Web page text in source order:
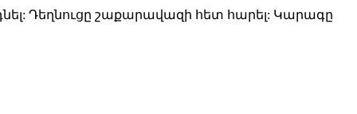
Դեղնուցը շաքարավազի հետ հարել: Կարագը